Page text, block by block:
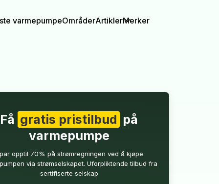
varmepumpeOmråderArtiklerMerker
Få gratis pristilbud på
varmepumpe
opptil 70% på strømregningen ved å kjøpe
via strømselskapet. Uforpliktende tilbud fra
sertifiserte selskap